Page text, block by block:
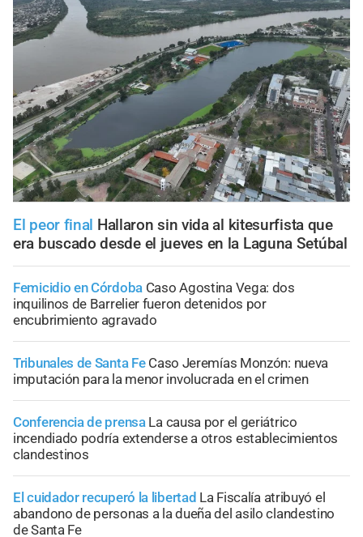
El peor final Hallaron sin vida al kitesurfista que
era buscado desde el jueves en la Laguna Setúbal
Femicidio en Córdoba Caso Agostina Vega: dos
inquilinos de Barrelier fueron detenidos por
encubrimiento agravado
Tribunales de Santa Fe Caso Jeremías Monzón: nueva
imputación para la menor involucrada en el crimen
Conferencia de prensa La causa por el geriátrico
incendiado podría extenderse a otros establecimientos
clandestinos
El cuidador recuperó la libertad La Fiscalía atribuyó el
abandono de personas a la dueña del asilo clandestino
de Santa Fe